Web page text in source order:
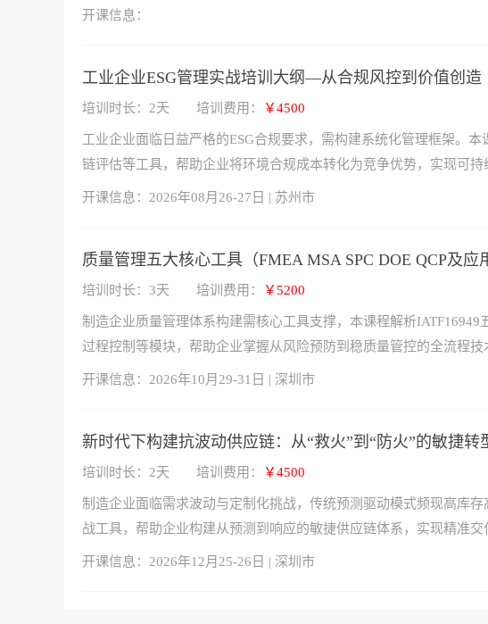
开课信息：
工业企业ESG管理实战培训大纲—从合规风控到价值创造
培训时长：2天 培训费用： ￥4500
工业企业面临日益严格的ESG合规要求，需构建系统化管理框架。
链评估等工具，帮助企业将环境合规成本转化为竞争优势，实现可持
开课信息： 2026年08月26-27日 | 苏州市
质量管理五大核心工具（FMEA MSA SPC DOE QCP及应
培训时长：3天 培训费用： ￥5200
制造企业质量管理体系构建需核心工具支撑，本课程解析
过程控制等模块，帮助企业掌握从风险预防到稳质量管控的全流程技
开课信息： 2026年10月29-31日 | 深圳市
新时代下构建抗波动供应链：从“救火”到“防火”的敏捷转
培训时长：2天 培训费用： ￥4500
制造企业面临需求波动与定制化挑战，传统预测驱动模式频现高库
战工具，帮助企业构建从预测到响应的敏捷供应链体系，实现精准交
开课信息： 2026年12月25-26日 | 深圳市